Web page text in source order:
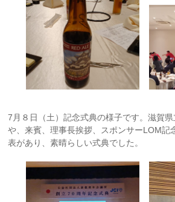
7月８日（土）記念式典の様子です。滋賀
や、来賓、理事長挨拶、スポンサーLOM記
表があり、素晴らしい式典でした。